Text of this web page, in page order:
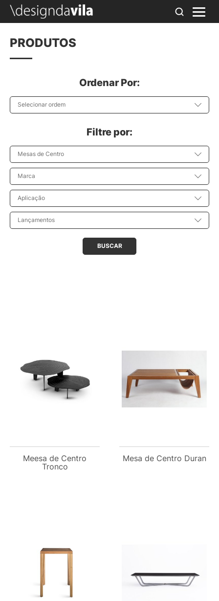
PRODUTOS
Ordenar Por:
Selecionar ordem
Filtre por:
Mesas de Centro
Marca
Aplicação
Lançamentos
BUSCAR
Meesa de Centro
Tronco
Mesa de Centro Duran